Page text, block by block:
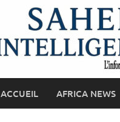
ACCUEIL AFRICA NEWS